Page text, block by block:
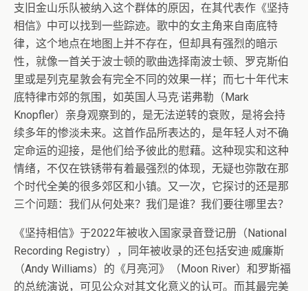
支旧金山乐队被纳入这个群体的原因，在其代表作《坚持
相信》中可以找到一些踪迹。歌中的女主角来自南底特
律，这个地点在地图上并不存在，但却具有强烈的暗示
性，就像一首关于波士顿的歌曲选择南波士顿、罗克斯伯
里或是列克星敦会有完全不同的效果一样；而七十年代末
底特律市郊的氛围，如英国人马克·诺弗勒（Mark
Knopfler）亲身观察到的，是无法逆转的衰败，是将会持
续多年的惨淡未来。这首作品所表达的，是年轻人对不确
定命运的迎接，是他们给予彼此的慰藉。这种现实和这种
情绪，不仅在铁锈带有着最强烈的体现，无疑也弥散在那
个时代全美的很多郊区和小镇。又一次，它探讨的还是那
三个问题：我们从何处来？我们是谁？我们要往哪里去？
《坚持相信》于2022年被收入国家录音登记册（National
Recording Registry），同年被收录的还包括安迪·威廉斯
（Andy Williams）的《月亮河》（Moon River）和罗斯福
的总统演说，可见公众对其文化意义的认可。而其最完美